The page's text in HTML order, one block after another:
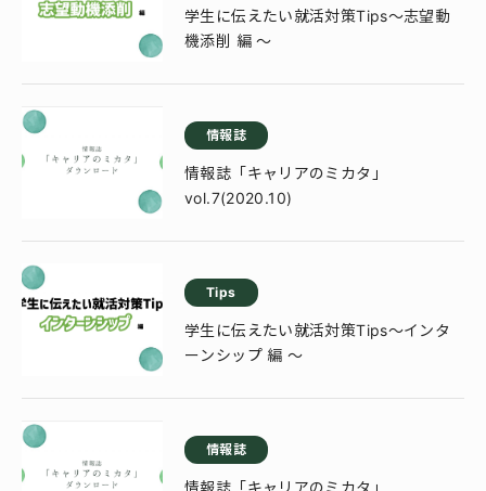
学生に伝えたい就活対策Tips～志望動
機添削 編 ～
情報誌
情報誌「キャリアのミカタ」
vol.7(2020.10)
Tips
学生に伝えたい就活対策Tips～インタ
ーンシップ 編 ～
情報誌
情報誌「キャリアのミカタ」